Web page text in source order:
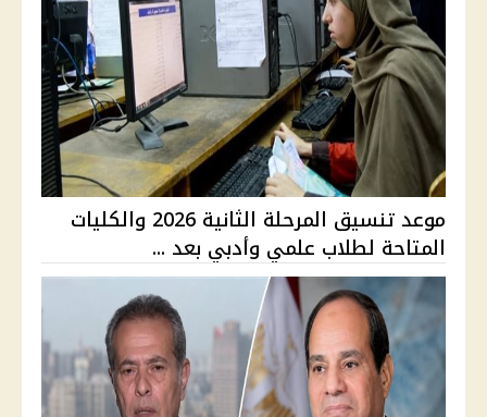
موعد تنسيق المرحلة الثانية 2026 والكليات
المتاحة لطلاب علمي وأدبي بعد ...